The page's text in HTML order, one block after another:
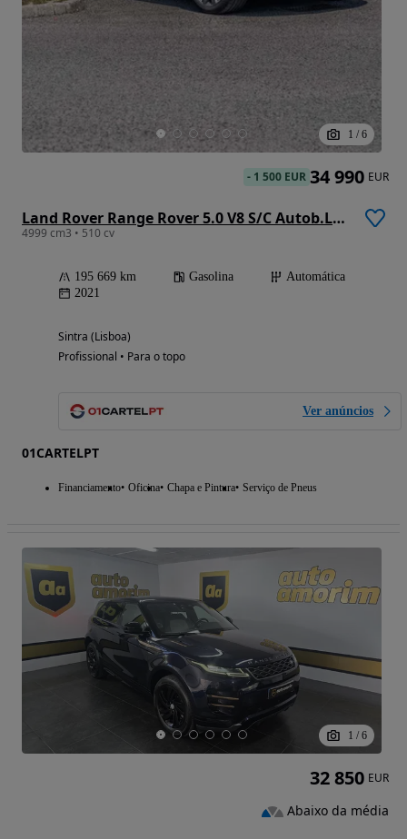
1 / 6
Land Rover Range Rover 5.0 V8 S/C Autob.LWB
4999 cm3 • 510 cv
195 669 km Gasolina
Automática
2021
Sintra (Lisboa)
Profissional • Para o topo
Ver anúncios
01CARTELPT
Financiamento Oficina Chapa e Pintura Serviço de Pneus
- 1 500 EUR 34 990 EUR
1 / 6
32 850 EUR
Abaixo da média